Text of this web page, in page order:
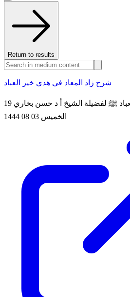
Return to results
شرح زاد المعاد في هدي خير العباد
19 زاد المعاد في هدي خير العباد ﷺ لفضيلة الشيخ أ د حسن بخاري
الخميس 03 08 1444